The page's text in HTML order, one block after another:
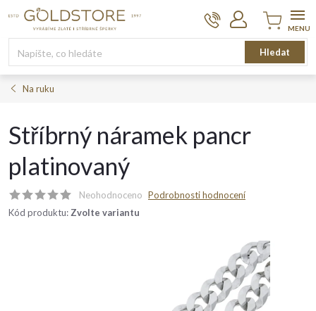
Hledat
Nákupní
košík
Na ruku
Stříbrný náramek pancr
platinovaný
Neohodnoceno Podrobnosti hodnocení
Kód produktu: Zvolte variantu